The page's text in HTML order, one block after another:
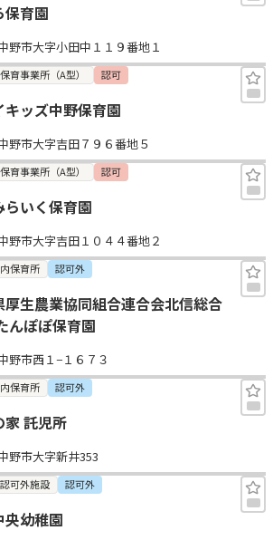
保育園
野市大字小田中１１９番地１
育事業所（A型） 認可
キッズ中野保育園
野市大字吉田７９６番地５
育事業所（A型） 認可
らいく保育園
野市大字吉田１０４４番地２
保育所 認可外
厚生農業協同組合連合会北信総合
んぽぽ保育園
野市西１−１６７３
保育所 認可外
家 託児所
野市大字新井353
可外施設 認可外
央幼稚園